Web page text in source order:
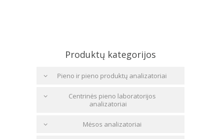
Produktų kategorijos
Pieno ir pieno produktų analizatoriai
Centrinės pieno laboratorijos
analizatoriai
Mėsos analizatoriai